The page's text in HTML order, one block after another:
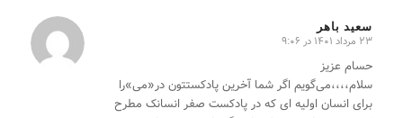
سعید باهر
گفته:23 مرداد 1401 در 9:06
حسام عزیز
سلام،،،،می‌گویم اگر شما آخرین پادکستتون در«می»را
برای انسان اولیه ای که در پادکست صفر انسانک مطرح